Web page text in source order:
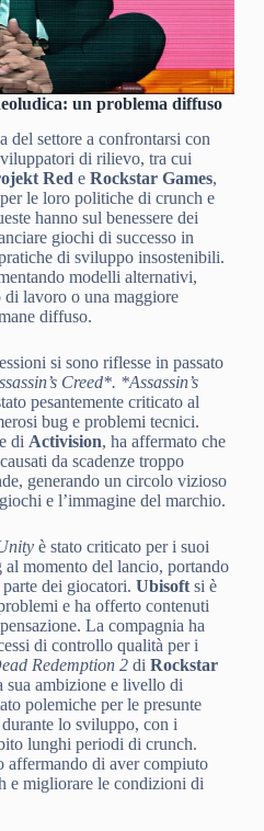
un problema diffuso
del settore a confrontarsi con
di rilievo, tra cui
Rede Rockstar Games,
le loro politiche di crunch e
hanno sul benessere dei
giochi di successo in
di sviluppo insostenibili.
modelli alternativi,
lavoro o una maggiore
diffuso.
si sono riflesse in passato
Creed*. *Assassin’s
pesantemente criticato al
bug e problemi tecnici.
di Activision, ha affermato che
da scadenze troppo
generando un circolo vizioso
e l’immagine del marchio.
è stato criticato per i suoi
momento del lancio, portando
dei giocatori. Ubisoftsi è
e ha offerto contenuti
La compagnia ha
di controllo qualità per i
Redemption 2di Rockstar
sua ambizione e livello di
polemiche per le presunte
lo sviluppo, con i
lunghi periodi di crunch.
affermando di aver compiuto
e migliorare le condizioni di